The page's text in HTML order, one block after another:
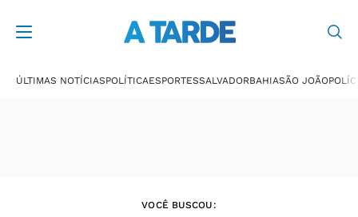
ÚLTIMAS NOTÍCIASPOLÍTICAESPORTESSALVADORBAHIASÃO JOÃO
VOCÊ BUSCOU: